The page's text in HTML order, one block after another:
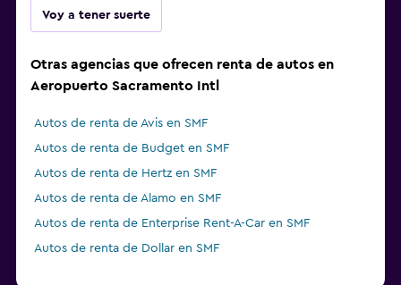
Voy a tener suerte
Otras agencias que ofrecen renta de autos en
Aeropuerto Sacramento Intl
Autos de renta de Avis en SMF
Autos de renta de Budget en SMF
Autos de renta de Hertz en SMF
Autos de renta de Alamo en SMF
Autos de renta de Enterprise Rent-A-Car en SMF
Autos de renta de Dollar en SMF